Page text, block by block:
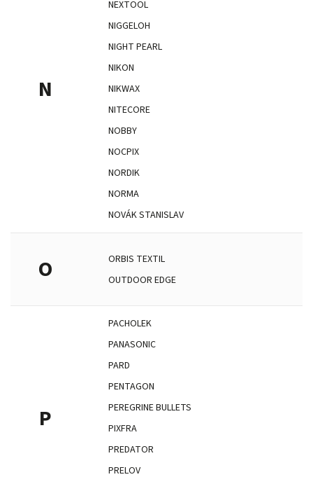
N
NEXTOOL
NIGGELOH
NIGHT PEARL
NIKON
NIKWAX
NITECORE
NOBBY
NOCPIX
NORDIK
NORMA
NOVÁK STANISLAV
O
ORBIS TEXTIL
OUTDOOR EDGE
P
PACHOLEK
PANASONIC
PARD
PENTAGON
PEREGRINE BULLETS
PIXFRA
PREDATOR
PRELOV